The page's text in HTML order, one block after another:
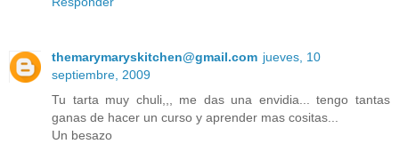
themarymaryskitchen@gmail.com jueves, 10
septiembre, 2009
Tu tarta muy chuli,,, me das una envidia... tengo tantas
ganas de hacer un curso y aprender mas cositas...
Un besazo